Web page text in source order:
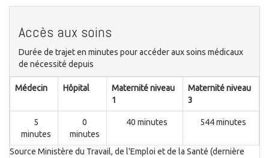
Accès aux soins
Durée de trajet en minutes pour accéder aux soins médicaux
de nécessité depuis
Médecin Hôpital
Maternité niveau
1
Maternité niveau
3
5
minutes
0
minutes
40 minutes 544 minutes
Source Ministère du Travail, de l'Emploi et de la Santé (dernière